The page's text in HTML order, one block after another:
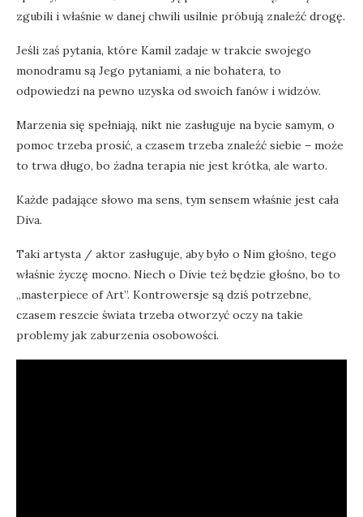
zgubili i właśnie w danej chwili usilnie próbują znaleźć drogę.
Jeśli zaś pytania, które Kamil zadaje w trakcie swojego
monodramu są Jego pytaniami, a nie bohatera, to
odpowiedzi na pewno uzyska od swoich fanów i widzów.
Marzenia się spełniają, nikt nie zasługuje na bycie samym, o
pomoc trzeba prosić, a czasem trzeba znaleźć siebie – może
to trwa długo, bo żadna terapia nie jest krótka, ale warto.
Każde padające słowo ma sens, tym sensem właśnie jest cała
Diva.
Taki artysta / aktor zasługuje, aby było o Nim głośno, tego
właśnie życzę mocno. Niech o Divie też będzie głośno, bo to
„masterpiece of Art”. Kontrowersje są dziś potrzebne,
czasem reszcie świata trzeba otworzyć oczy na takie
problemy jak zaburzenia osobowości.